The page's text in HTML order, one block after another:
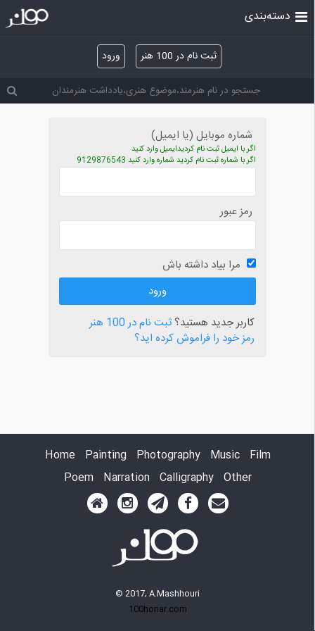
ثبت نام در 100 هنر ورود
دسته‌بندی
شماره موبایل (یا ایمیل)
اگر با ایمیل ثبت نام کردیدایمیل وارد کنید
اگر با شماره ثبت نام کردید شماره وارد کنید 9129876543
رمز عبور
مرا بیاد داشته باش
کاربر جدید هستید؟ثبت نام در 100 هنر
رمز خود را فراموش کرده اید؟
Home Painting Photography Music
Film
Poem
Narration Calligraphy Other
© 2017, A.Mashhouri
100honar.com